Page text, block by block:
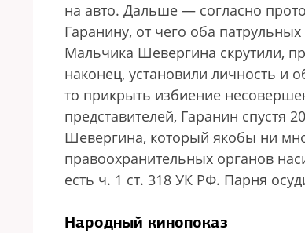
на авто. Дальше — согласно
Гаранину, от чего оба
Мальчика Шевергина скрутили,
наконец, установили личность и
то прикрыть избиение
представителей, Гаранин спустя
Шевергина, который якобы ни
правоохранительных органов
есть ч. 1 ст. 318 УК РФ. Парня
Народный кинопоказ